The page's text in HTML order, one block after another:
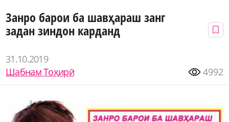
Занро барои ба шавҳараш занг
задан зиндон карданд
31.10.2019
Шабнам Тоҳирӣ
4992